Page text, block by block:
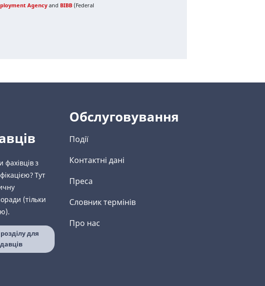
Agencyand BIBB(Federal
з
Тут
(тільки
для
Обслуговування
Події
Контактні дані
Преса
Словник термінів
Про нас